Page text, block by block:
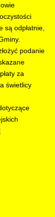
odpłatnie,
podanie
za
świetlicy